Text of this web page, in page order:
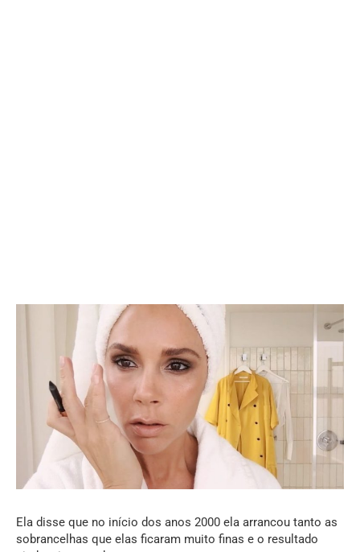
Ela disse que no início dos anos 2000 ela arrancou tanto as
sobrancelhas que elas ficaram muito finas e o resultado